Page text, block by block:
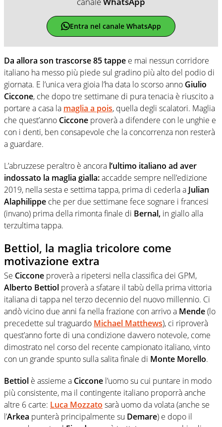
Entra nel canale WhatsApp
Da allora son trascorse 85 tappe e mai nessun corridore
italiano ha messo più piede sul gradino più alto del podio di
giornata. E l’unica vera gioia l’ha data lo scorso anno Giulio
Ciccone, che dopo tre settimane di pura tenacia è riuscito a
portare a casa la maglia a pois, quella degli scalatori. Maglia
che quest’anno Ciccone proverà a difendere con le unghie e
con i denti, ben consapevole che la concorrenza non resterà
a guardare.
L’abruzzese peraltro è ancora l’ultimo italiano ad aver
indossato la maglia gialla:accadde sempre nell’edizione
2019, nella sesta e settima tappa, prima di cederla a Julian
Alaphilippe che per due settimane fece sognare i francesi
(invano) prima della rimonta finale di Bernal, in giallo alla
terzultima tappa.
Bettiol, la maglia tricolore come
motivazione extra
Se Ciccone proverà a ripetersi nella classifica dei GPM,
Alberto Bettiol proverà a sfatare il tabù della prima vittoria
italiana di tappa nel terzo decennio del nuovo millennio. Ci
andò vicino due anni fa nella frazione con arrivo a Mende(lo
precedette sul traguardo Michael Matthews), ci riproverà
quest’anno forte di una condizione davvero notevole, come
dimostrato nel corso del recente campionato italiano, vinto
con un grande spunto sulla salita finale di Monte Morello.
Bettiol è assieme a Ciccone l’uomo su cui puntare in modo
più consistente, ma il contingente italiano proporrà anche
altre 6 carte: Luca Mozzato sarà uomo da volata (anche se
l’Arkea punterà principalmente su Demare) e dopo il